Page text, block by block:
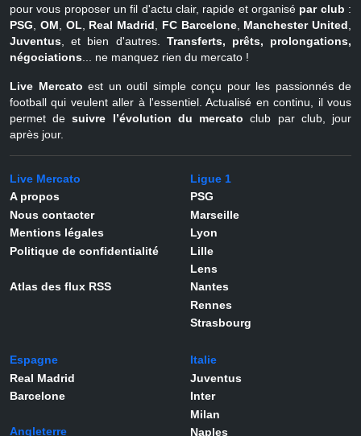
pour vous proposer un fil d'actu clair, rapide et organisé par club :
PSG
OM OL Real Madrid FC Barcelone, Manchester United
Juventus , et bien d'autres. Transferts, prêts, prolongations,
négociations ... ne manquez rien du mercato !
Live Mercato est un outil simple conçu pour les passionnés de
football qui veulent aller à l'essentiel. Actualisé en continu, il vous
permet desuivre l’évolution du mercato club par club, jour
après jour.
Live Mercato
A propos
Nous contacter
Mentions légales
Politique de confidentialité
Atlas des flux RSS
Ligue 1
PSG
Marseille
Lyon
Lille
Lens
Nantes
Rennes
Strasbourg
Espagne
Real Madrid
Barcelone
Angleterre
Italie
Juventus
Inter
Milan
Naples